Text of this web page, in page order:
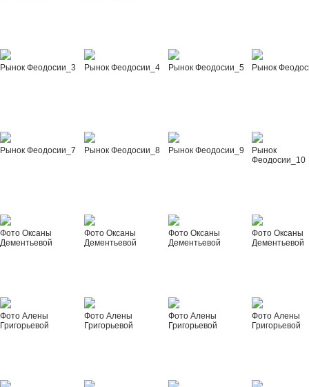
Рынок Феодосии_3 Рынок Феодосии_4 Рынок Феодосии_5 Рынок
Рынок Феодосии_7 Рынок Феодосии_8 Рынок Феодосии_9
Рынок
Феодосии_10
Фото Оксаны
Дементьевой
Фото Оксаны
Дементьевой
Фото Оксаны
Дементьевой
Фото Оксаны
Дементьевой
Фото Алены
Григорьевой
Фото Алены
Григорьевой
Фото Алены
Григорьевой
Фото Алены
Григорьевой